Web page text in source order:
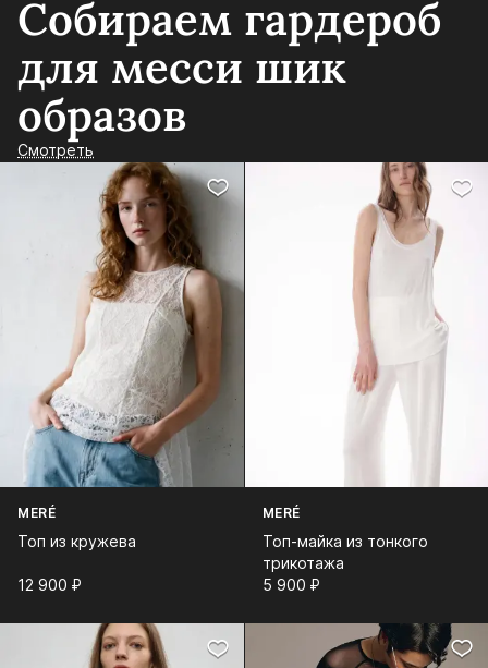
Собираем гардероб
для месси шик
образов
Смотреть
MERÉ
Топ из кружева
12 900⁠ ⁠₽
MERÉ
Топ-майка из тонкого
трикотажа
5 900⁠ ⁠₽